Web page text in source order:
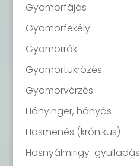
Gyomorfájás
Gyomorfekély
Gyomorrák
Gyomortükrözés
Gyomorvérzés
Hányinger, hányás
Hasmenés (krónikus)
Hasnyálmirigy-gyulladás